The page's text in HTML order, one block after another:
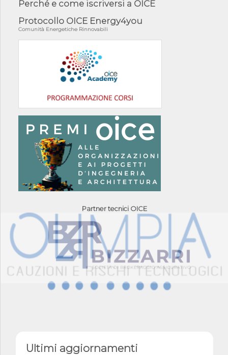
Perché e come iscriversi a OICE
Protocollo OICE Energy4you
Comunità Energetiche Rinnovabili
Partner tecnici OICE
Ultimi aggiornamenti